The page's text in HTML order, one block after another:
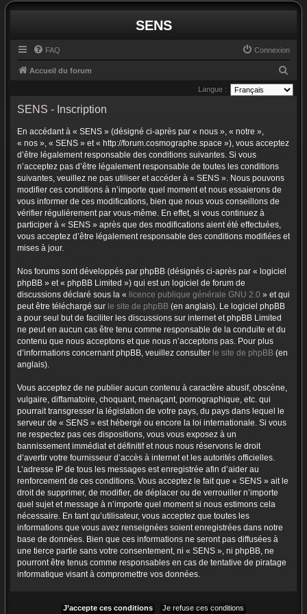
SENS
FAQ Connexion
Accueil du forum
e
Langue :
SENS - Inscription
En accédant à « SENS » (désigné ci-après par « nous », « notre »,
« nos », « SENS » et « http://forum.cosmographe.space »), vous acceptez
d’être légalement responsable des conditions suivantes. Si vous
n’acceptez pas d’être légalement responsable de toutes les conditions
suivantes, veuillez ne pas utiliser et accéder à « SENS ». Nous pouvons
modifier ces conditions à n’importe quel moment et nous essaierons de
vous informer de ces modifications, bien que nous vous conseillons de
vérifier régulièrement par vous-même. En effet, si vous continuez à
participer à « SENS » après que des modifications aient été effectuées,
vous acceptez d’être légalement responsable des conditions modifiées et
mises à jour.
Nos forums sont développés par phpBB (désignés ci-après par « logiciel
phpBB » et « phpBB Limited ») qui est un logiciel de forum de
discussions déclaré sous la « licence publique générale GNU 2.0 » et qui
peut être téléchargé sur le site de phpBB (en anglais). Le logiciel phpBB
a pour seul but de faciliter les discussions sur internet et phpBB Limited
ne peut en aucun cas être tenu comme responsable de la conduite et du
contenu que nous acceptons et que nous n’acceptons pas. Pour plus
d’informations concernant phpBB, veuillez consulter le site de phpBB (en
anglais).
Vous acceptez de ne publier aucun contenu à caractère abusif, obscène,
vulgaire, diffamatoire, choquant, menaçant, pornographique, etc. qui
pourrait transgresser la législation de votre pays, du pays dans lequel le
serveur de « SENS » est hébergé ou encore la loi internationale. Si vous
ne respectez pas ces dispositions, vous vous exposez à un
bannissement immédiat et définitif et nous nous réservons le droit
d’avertir votre fournisseur d’accès à internet et les autorités officielles.
L’adresse IP de tous les messages est enregistrée afin d’aider au
renforcement de ces conditions. Vous acceptez le fait que « SENS » ait le
droit de supprimer, de modifier, de déplacer ou de verrouiller n’importe
quel sujet et message à n’importe quel moment si nous estimons cela
nécessaire. En tant qu’utilisateur, vous acceptez que toutes les
informations que vous avez renseignées soient enregistrées dans notre
base de données. Bien que ces informations ne seront pas diffusées à
une tierce partie sans votre consentement, ni « SENS », ni phpBB, ne
pourront être tenus comme responsables en cas de tentative de piratage
informatique visant à compromettre vos données.